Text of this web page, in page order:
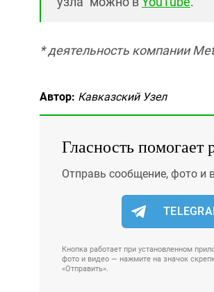
* деятельность компании
Автор: Кавказский Узел
Гласность
Отправь сообщение, фото и
Кнопка работает при установленном
фото и видео — нажмите на значок
«Отправить».